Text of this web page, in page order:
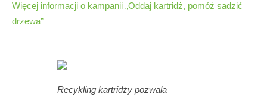
Więcej informacji o kampanii „Oddaj kartridż, pomóż sadzić
drzewa”
Recykling kartridży pozwala